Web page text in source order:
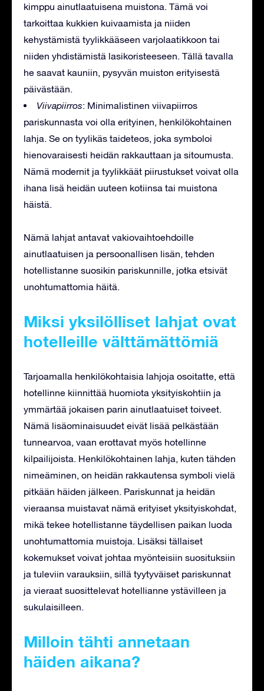
kimppu ainutlaatuisena muistona. Tämä voi
tarkoittaa kukkien kuivaamista ja niiden
kehystämistä tyylikkääseen varjolaatikkoon tai
niiden yhdistämistä lasikoristeeseen. Tällä tavalla
he saavat kauniin, pysyvän muiston erityisestä
päivästään.
Viivapiirros: Minimalistinen viivapiirros
pariskunnasta voi olla erityinen, henkilökohtainen
lahja. Se on tyylikäs taideteos, joka symboloi
hienovaraisesti heidän rakkauttaan ja sitoumusta.
Nämä modernit ja tyylikkäät piirustukset voivat olla
ihana lisä heidän uuteen kotiinsa tai muistona
häistä.
Nämä lahjat antavat vakiovaihtoehdoille
ainutlaatuisen ja persoonallisen lisän, tehden
hotellistanne suosikin pariskunnille, jotka etsivät
unohtumattomia häitä.
Miksi yksilölliset lahjat ovat
hotelleille välttämättömiä
Tarjoamalla henkilökohtaisia lahjoja osoitatte, että
hotellinne kiinnittää huomiota yksityiskohtiin ja
ymmärtää jokaisen parin ainutlaatuiset toiveet.
Nämä lisäominaisuudet eivät lisää pelkästään
tunnearvoa, vaan erottavat myös hotellinne
kilpailijoista. Henkilökohtainen lahja, kuten tähden
nimeäminen, on heidän rakkautensa symboli vielä
pitkään häiden jälkeen. Pariskunnat ja heidän
vieraansa muistavat nämä erityiset yksityiskohdat,
mikä tekee hotellistanne täydellisen paikan luoda
unohtumattomia muistoja. Lisäksi tällaiset
kokemukset voivat johtaa myönteisiin suosituksiin
ja tuleviin varauksiin, sillä tyytyväiset pariskunnat
ja vieraat suosittelevat hotellianne ystävilleen ja
sukulaisilleen.
Milloin tähti annetaan
häiden aikana?